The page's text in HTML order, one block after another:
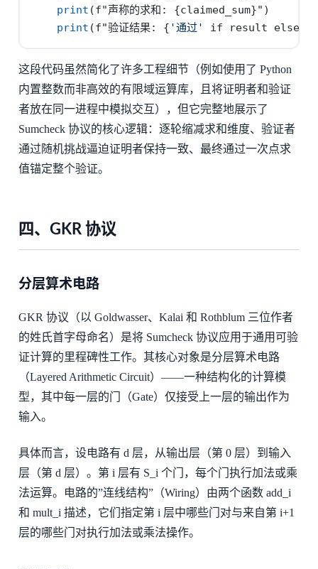
print (f"声称的求和: {claimed_sum}" )
print (f"验证结果: { '通过' if result else
这段代码虽然简化了许多工程细节（例如使用了 Python
内置整数而非高效的有限域运算库，且将证明者和验证
者放在同一进程中模拟交互），但它完整地展示了
Sumcheck 协议的核心逻辑：逐轮缩减求和维度、验证者
通过随机挑战逼迫证明者保持一致、最终通过一次点求
值锚定整个验证。
四、GKR 协议
分层算术电路
GKR 协议（以 Goldwasser、Kalai 和 Rothblum 三位作者
的姓氏首字母命名）是将 Sumcheck 协议应用于通用可验
证计算的里程碑性工作。其核心对象是分层算术电路
（Layered Arithmetic Circuit）——一种结构化的计算模
型，其中每一层的门（Gate）仅接受上一层的输出作为
输入。
具体而言，设电路有 d 层，从输出层（第 0 层）到输入
层（第 d 层）。第 i 层有 S_i 个门，每个门执行加法或乘
法运算。电路的”连线结构”（Wiring）由两个函数 add_i
和 mult_i 描述，它们指定第 i 层中哪些门对与来自第 i+1
层的哪些门对执行加法或乘法操作。